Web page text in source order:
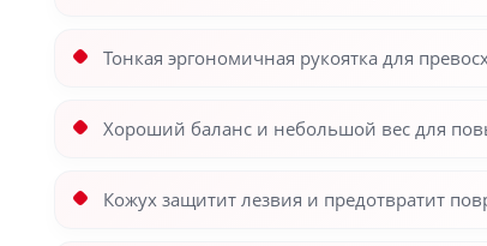
Тонкая эргономичная рукоятка для
Хороший баланс и небольшой вес для
Кожух защитит лезвия и предотвратит